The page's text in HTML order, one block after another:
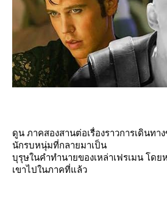
ดูน ภาคสองสานต่อเรื่องราวการเดินทา
นักรบหนุ่มที่กลายมาเป็น
บุรุษในคำทำนายของเหล่าเฟรเมน โด
เขาไปในภาคที่แล้ว